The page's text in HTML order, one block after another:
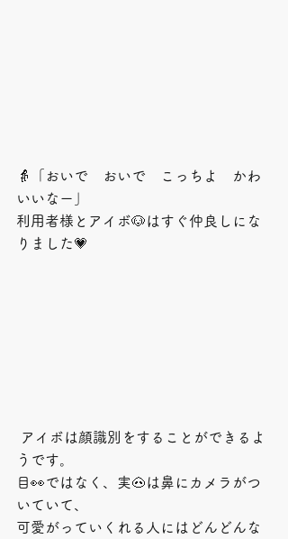
👵「おいで　おいで　こっちよ　かわ
いいなー」
利用者様とアイボ🐶はすぐ仲良しにな
りました💗
うです。
目👀ではなく、実🐽は鼻にカメラがつ
いていて、
可愛がっていくれる人にはどんどんな